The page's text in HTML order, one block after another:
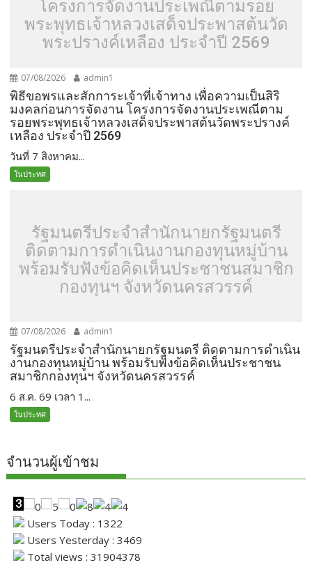
โครงการจัดงานประเพณีตามรอย
พระพุทธเจ้าหลวงเสด็จประพาสต้นวัด
พระปรางค์เหลือง ประจำปี 2569
07/08/2026 admin1
พิธีขอพรและสักการะเจ้าที่เจ้าทาง เพื่อความเป็นสิริ
มงคลก่อนการจัดงาน โครงการจัดงานประเพณีตาม
รอยพระพุทธเจ้าหลวงเสด็จประพาสต้นวัดพระปรางค์
เหลือง ประจำปี 2569
วันที่ 7 สิงหาคม...
ในประทศ
รัฐมนตรีประจำสำนักนายกรัฐมนตรี
ติดตามการดำเนินงานกองทุนหมู่บ้าน
พร้อมรับฟังข้อคิดเห็นประชาชนสมาชิก
กองทุนฯ จังหวัดนครสวรรค์
07/08/2026 admin1
รัฐมนตรีประจำสำนักนายกรัฐมนตรี ติดตามการดำเนิน
งานกองทุนหมู่บ้าน พร้อมรับฟังข้อคิดเห็นประชาชน
สมาชิกกองทุนฯ จังหวัดนครสวรรค์
6 ส.ค. 69 เวลา 1...
ในประทศ
จำนวนผู้เข้าชม
Users Today : 1322
Users Yesterday : 3469
Total views : 31904378